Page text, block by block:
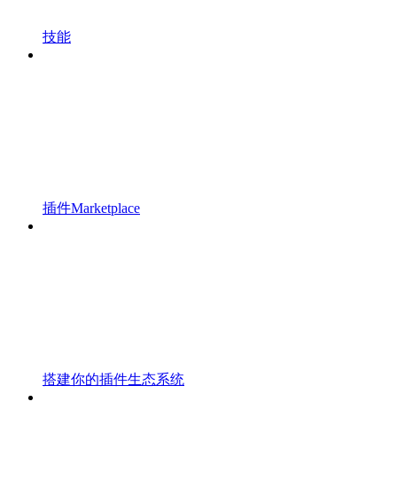
技能
插件Marketplace
搭建你的插件生态系统